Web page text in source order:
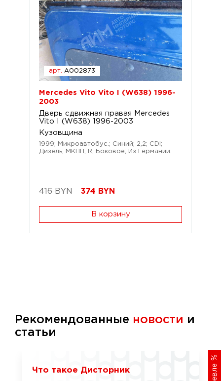
%
арт. A002873
Mercedes Vito Vito I (W638) 1996-
2003
Дверь сдвижная правая Mercedes
Vito I (W638) 1996-2003
Кузовщина
1999; Микроавтобус.; Синий; 2,2; CDi;
Дизель; МКПП; R; Боковое; Из Германии.
416 BYN 374 BYN
В корзину
Рекомендованные новости и
статьи
Что такое Дисторник